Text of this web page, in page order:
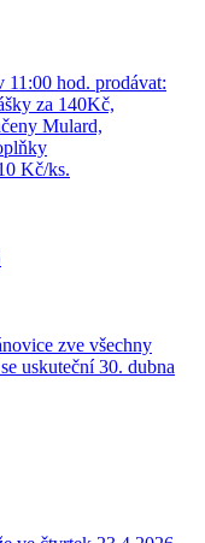
11:00 hod. prodávat:
za 140Kč,
Mulard,
Kč/ks.
zve všechny
uskuteční 30. dubna